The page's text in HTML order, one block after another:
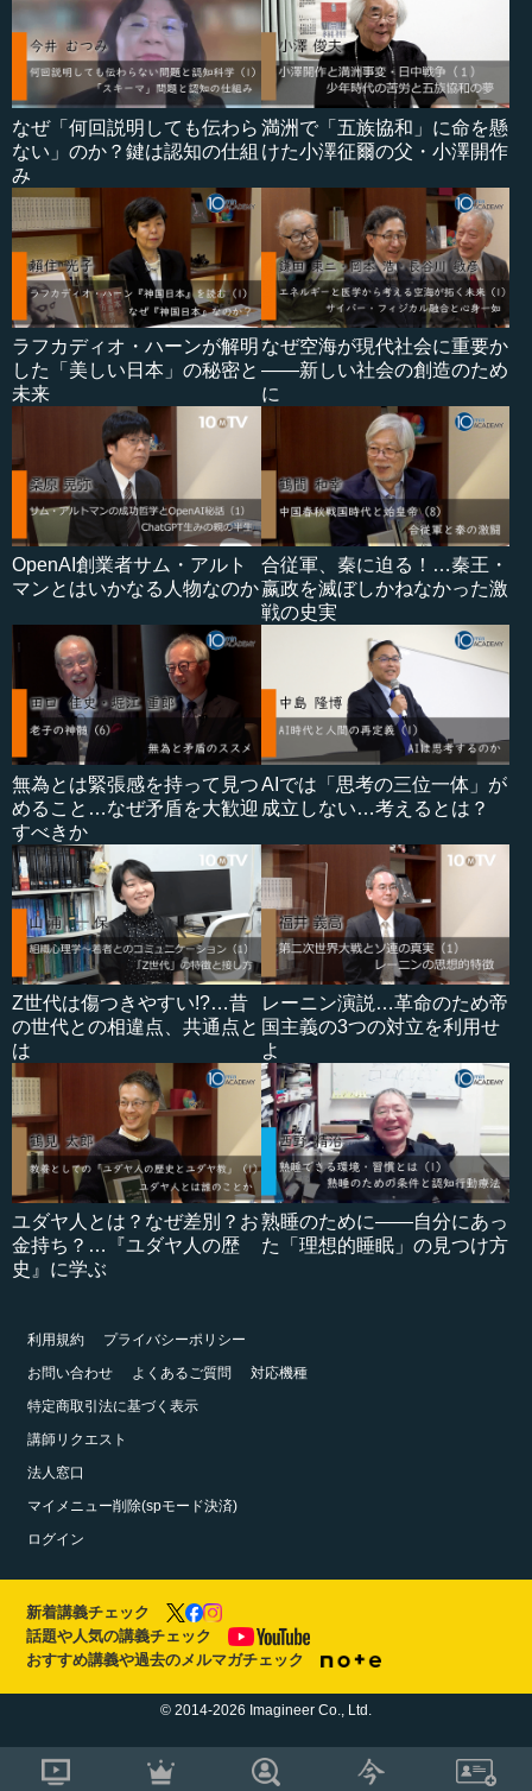
なぜ「何回説明しても伝わら
ない」のか？鍵は認知の仕組
み
満洲で「五族協和」に命を懸
けた小澤征爾の父・小澤開作
ラフカディオ・ハーンが解明
した「美しい日本」の秘密と
未来
なぜ空海が現代社会に重要か
――新しい社会の創造のため
に
OpenAI創業者サム・アルト
マンとはいかなる人物なのか
合従軍、秦に迫る！…秦王・
嬴政を滅ぼしかねなかった激
戦の史実
無為とは緊張感を持って見つ
めること…なぜ矛盾を大歓迎
すべきか
AIでは「思考の三位一体」が
成立しない…考えるとは？
Z世代は傷つきやすい!?…昔
の世代との相違点、共通点と
は
レーニン演説…革命のため帝
国主義の3つの対立を利用せ
よ
ユダヤ人とは？なぜ差別？お
金持ち？…『ユダヤ人の歴
史』に学ぶ
熟睡のために――自分にあっ
た「理想的睡眠」の見つけ方
利用規約
プライバシーポリシー
お問い合わせ
よくあるご質問
対応機種
特定商取引法に基づく表示
講師リクエスト
法人窓口
マイメニュー削除(spモード決済)
ログイン
新着講義チェック
話題や人気の講義チェック
おすすめ講義や過去のメルマガチェック
© 2014-2026 Imagineer Co., Ltd.